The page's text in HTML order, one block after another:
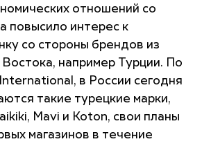
отношений со
повысило интерес к
со стороны брендов из
например Турции. По
в России сегодня
такие турецкие марки,
Mavi и Koton, cвои планы
магазинов в течение